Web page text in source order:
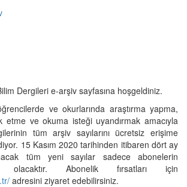
Dergileri e-arşiv sayfasına hoşgeldiniz.
ve okurlarında araştırma yapma,
ve okuma isteği uyandırmak amacıyla
tüm arşiv sayılarını ücretsiz erişime
15 Kasım 2020 tarihinden itibaren dört ay
tüm yeni sayılar sadece abonelerin
olacaktır. Abonelik fırsatları için
adresini ziyaret edebilirsiniz.